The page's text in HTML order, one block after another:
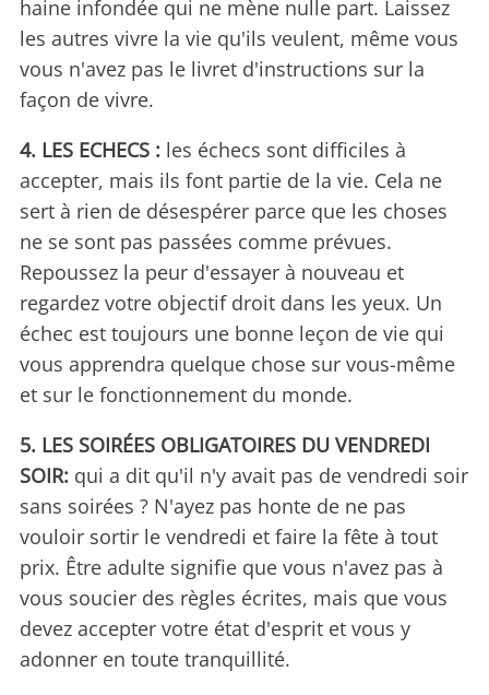
haine infondée qui ne mène nulle part. Laissez
les autres vivre la vie qu'ils veulent, même vous
vous n'avez pas le livret d'instructions sur la
façon de vivre.
4. LES ECHECS : les échecs sont difficiles à
accepter, mais ils font partie de la vie. Cela ne
sert à rien de désespérer parce que les choses
ne se sont pas passées comme prévues.
Repoussez la peur d'essayer à nouveau et
regardez votre objectif droit dans les yeux. Un
échec est toujours une bonne leçon de vie qui
vous apprendra quelque chose sur vous-même
et sur le fonctionnement du monde.
5. LES SOIRÉES OBLIGATOIRES DU VENDREDI
SOIR: qui a dit qu'il n'y avait pas de vendredi soir
sans soirées ? N'ayez pas honte de ne pas
vouloir sortir le vendredi et faire la fête à tout
prix. Être adulte signifie que vous n'avez pas à
vous soucier des règles écrites, mais que vous
devez accepter votre état d'esprit et vous y
adonner en toute tranquillité.